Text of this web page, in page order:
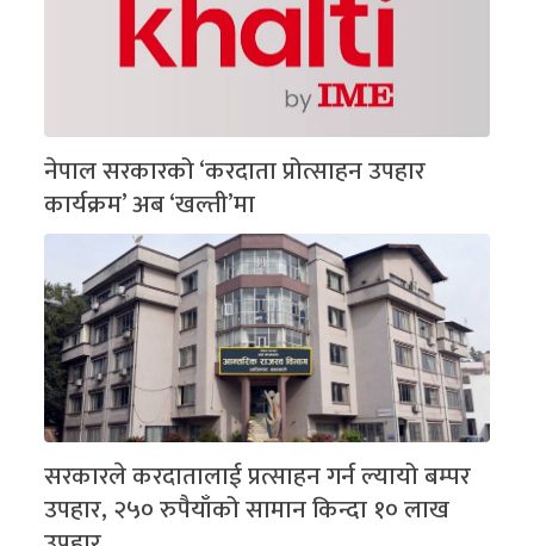
नेपाल सरकारको ‘करदाता प्रोत्साहन उपहार
कार्यक्रम’ अब ‘खल्ती’मा
सरकारले करदातालाई प्रत्साहन गर्न ल्यायो बम्पर
उपहार, २५० रुपैयाँको सामान किन्दा १० लाख